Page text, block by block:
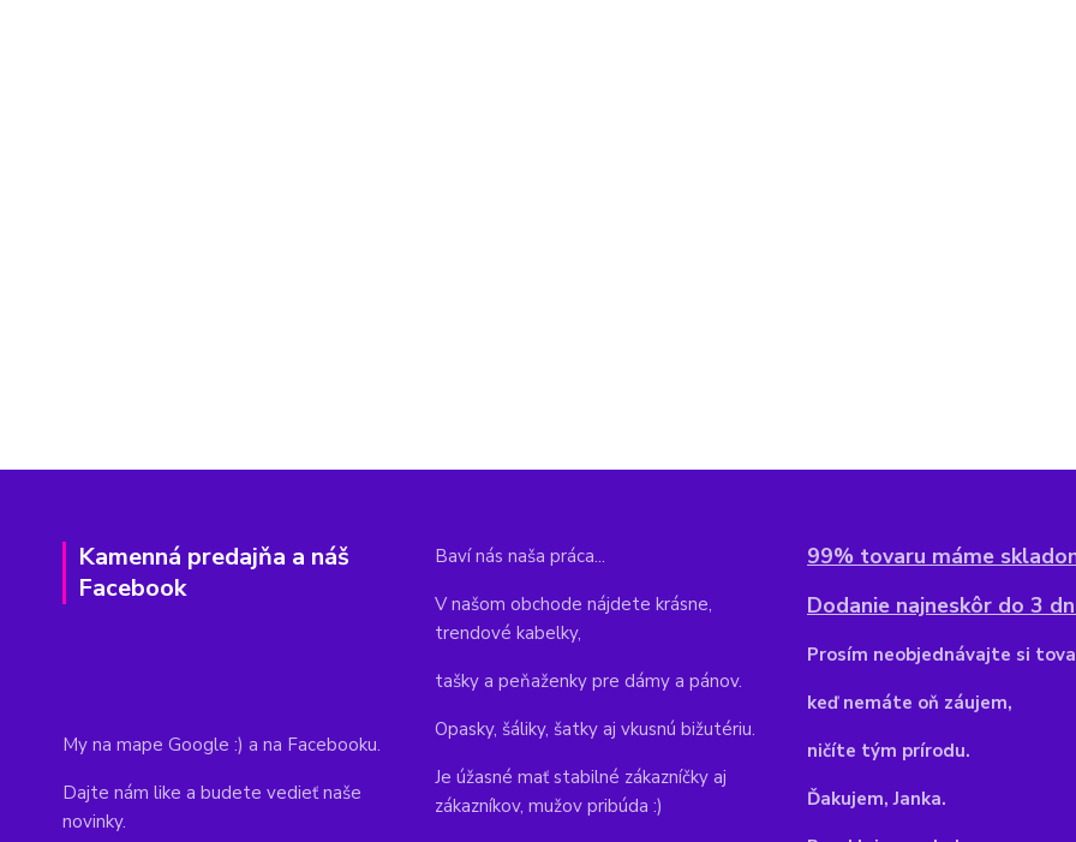
Kamenná predajňa a náš
Facebook
My na mape Google :) a na Facebooku.
Dajte nám like a budete vedieť naše
novinky.
Baví nás naša práca...
V našom obchode nájdete krásne,
trendové kabelky,
tašky a peňaženky pre dámy a pánov.
Opasky, šáliky, šatky aj vkusnú bižutériu.
Je úžasné mať stabilné zákazníčky aj
zákazníkov, mužov pribúda :)
99% tovaru máme
Dodanie najneskôr do 3
Prosím neobjednávajte si
keď nemáte oň záujem,
ničíte tým prírodu.
Ďakujem, Janka.